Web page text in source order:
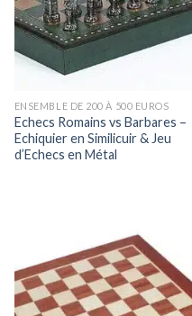
ENSEMBLE DE 200 À 500 EUROS
Echecs Romains vs Barbares –
Echiquier en Similicuir & Jeu
d’Echecs en Métal